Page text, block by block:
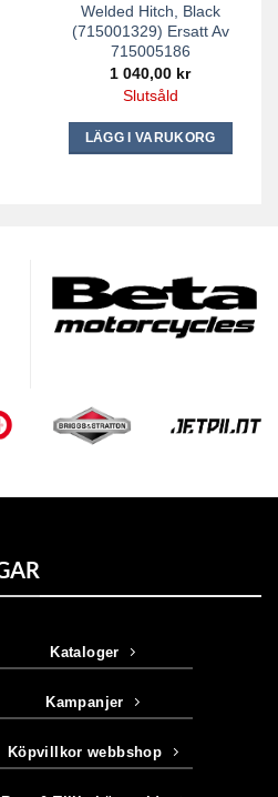
Welded Hitch, Black
(715001329) Ersatt Av
715005186
1 040,00 kr
Slutsåld
LÄGG I VARUKORG
Kataloger
Kampanjer
Köpvillkor webbshop